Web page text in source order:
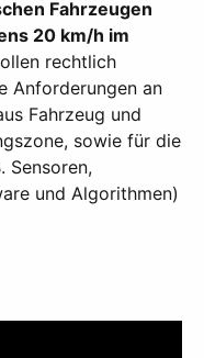
Fahrzeugen
20 km/h im
rechtlich
Anforderungen an
Fahrzeug und
sowie für die
Sensoren,
und Algorithmen)